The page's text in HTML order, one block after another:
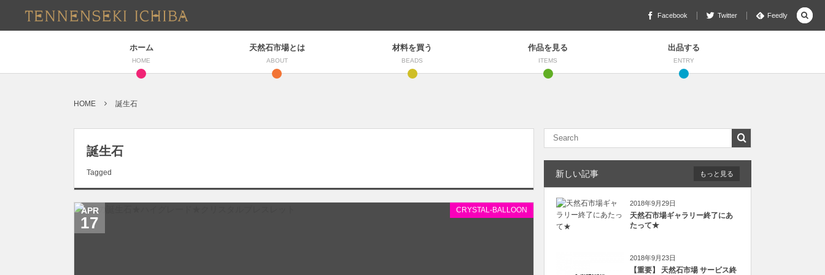
Facebook Twitter Feedly
ホーム
HOME
天然石市場とは
ABOUT
材料を買う
BEADS
作品を見る
ITEMS
出品する
ENTRY
HOME 誕生石
誕生石
Tagged
CRYSTAL-BALLOON
APR
17
新しい記事
2018年9月29日
天然石市場ギャラリー終了にあ
たって★
2018年9月23日
【重要】 天然石市場 サービス終
もっと見る